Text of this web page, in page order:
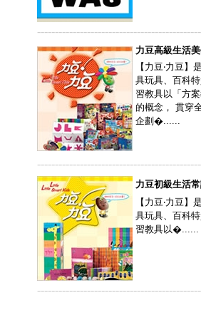
----------------------------------------------
力豆高級生活
【力豆‧力豆】
具玩具、百科
習教具以「方
的概念， 貫穿
企劃�......
----------------------------------------------
力豆初級生活
【力豆‧力豆】
具玩具、百科
習教具以�......
----------------------------------------------